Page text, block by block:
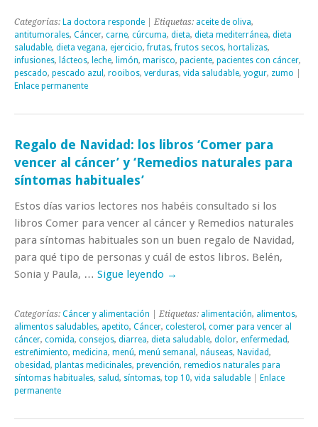
Categorías: La doctora responde | Etiquetas: aceite de oliva,
antitumorales, Cáncer, carne, cúrcuma, dieta, dieta mediterránea, dieta
saludable, dieta vegana, ejercicio,frutas,frutos secos, hortalizas,
infusiones, lácteos, leche, limón, marisco, paciente, pacientes con cáncer,
pescado, pescado azul , rooibos, verduras, vida saludable, yogur, zumo
Enlace permanente
Regalo de Navidad: los libros ‘Comer para
vencer al cáncer’ y ‘Remedios naturales para
síntomas habituales’
Estos días varios lectores nos habéis consultado si los
libros Comer para vencer al cáncer y Remedios naturales
para síntomas habituales son un buen regalo de Navidad,
para qué tipo de personas y cuál de estos libros. Belén,
Sonia y Paula, … Sigue leyendo →
Categorías: Cáncer y alimentación | Etiquetas: alimentación, alimentos,
alimentos saludables, apetito, Cáncer, colesterol , comer para vencer al
cáncer, comida, consejos, diarrea, dieta saludable, dolor, enfermedad,
estreñimiento, medicina, menú, menú semanal , náuseas, Navidad,
obesidad, plantas medicinales, prevención, remedios naturales para
síntomas habituales, salud, síntomas, top 10, vida saludable
Enlace
permanente